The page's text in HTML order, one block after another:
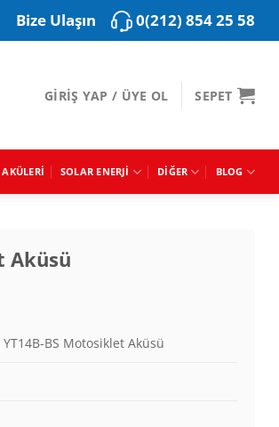
Bize Ulaşın 0(212) 854 25 58
GIRIŞ YAP / ÜYE OL SEPET
SOLAR ENERJI DIĞER BLOG
Aküsü
BS Motosiklet Aküsü